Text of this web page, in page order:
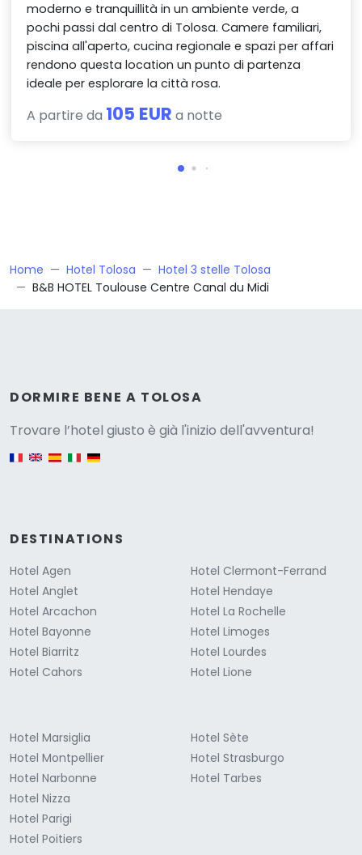
moderno e tranquillità in un ambiente verde, a
pochi passi dal centro di Tolosa. Camere familiari,
piscina all'aperto, cucina regionale e spazi per affari
rendono questa location un punto di partenza
ideale per esplorare la città rosa.
A partire da 105 EUR a notte
Home Hotel Tolosa
Hotel 3 stelle Tolosa
B&B HOTEL Toulouse Centre Canal du Midi
DORMIRE BENE A TOLOSA
Trovare l’hotel giusto è già l'inizio dell'avventura!
English version
DESTINATIONS
Hotel Agen
Hotel Anglet
Hotel Arcachon
Hotel Bayonne
Hotel Biarritz
Hotel Cahors
Hotel Clermont-Ferrand
Hotel Hendaye
Hotel La Rochelle
Hotel Limoges
Hotel Lourdes
Hotel Lione
Hotel Marsiglia
Hotel Montpellier
Hotel Narbonne
Hotel Nizza
Hotel Parigi
Hotel Poitiers
Hotel Sète
Hotel Strasburgo
Hotel Tarbes